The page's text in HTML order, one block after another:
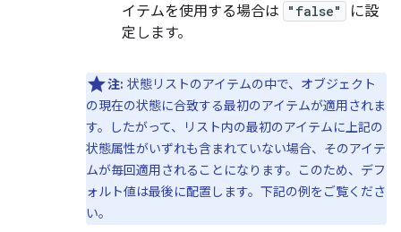
イテムを使用する場合は
"false"
に設
定します。
注: 状態リストのアイテムの中で、オブジェクト
の現在の状態に合致する最初のアイテムが適用されま
す。したがって、リスト内の最初のアイテムに上記の
状態属性がいずれも含まれていない場合、そのアイテ
ムが毎回適用されることになります。このため、デフ
ォルト値は最後に配置します。下記の例をご覧くださ
い。